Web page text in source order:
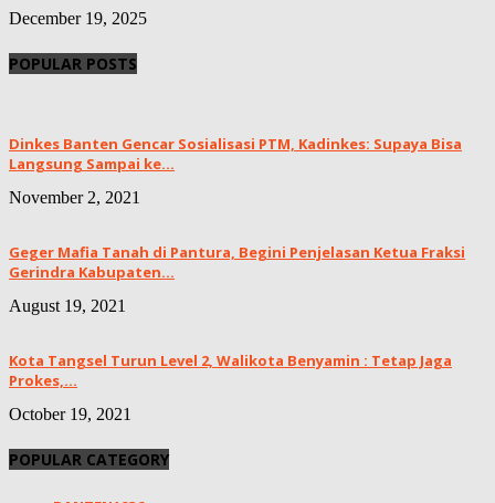
December 19, 2025
POPULAR POSTS
Dinkes Banten Gencar Sosialisasi PTM, Kadinkes: Supaya Bisa
Langsung Sampai ke...
November 2, 2021
Geger Mafia Tanah di Pantura, Begini Penjelasan Ketua Fraksi
Gerindra Kabupaten...
August 19, 2021
Kota Tangsel Turun Level 2, Walikota Benyamin : Tetap Jaga
Prokes,...
October 19, 2021
POPULAR CATEGORY